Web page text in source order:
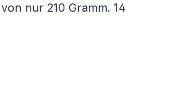
nur 210 Gramm. 14